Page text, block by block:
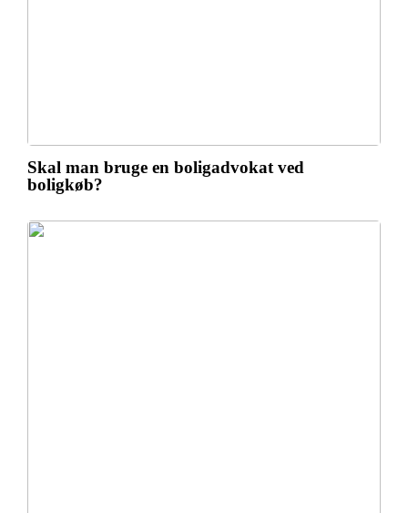
Skal man bruge en boligadvokat ved
boligkøb?